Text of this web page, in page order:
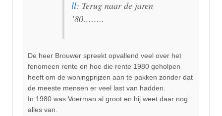
ll: Terug naar de jaren
’80……..
De heer Brouwer spreekt opvallend veel over het
fenomeen rente en hoe die rente 1980 geholpen
heeft om de woningprijzen aan te pakken zonder dat
de meeste mensen er veel last van hadden.
In 1980 was Voerman al groot en hij weet daar nog
alles van.